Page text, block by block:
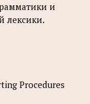
и
лексики.
Procedures